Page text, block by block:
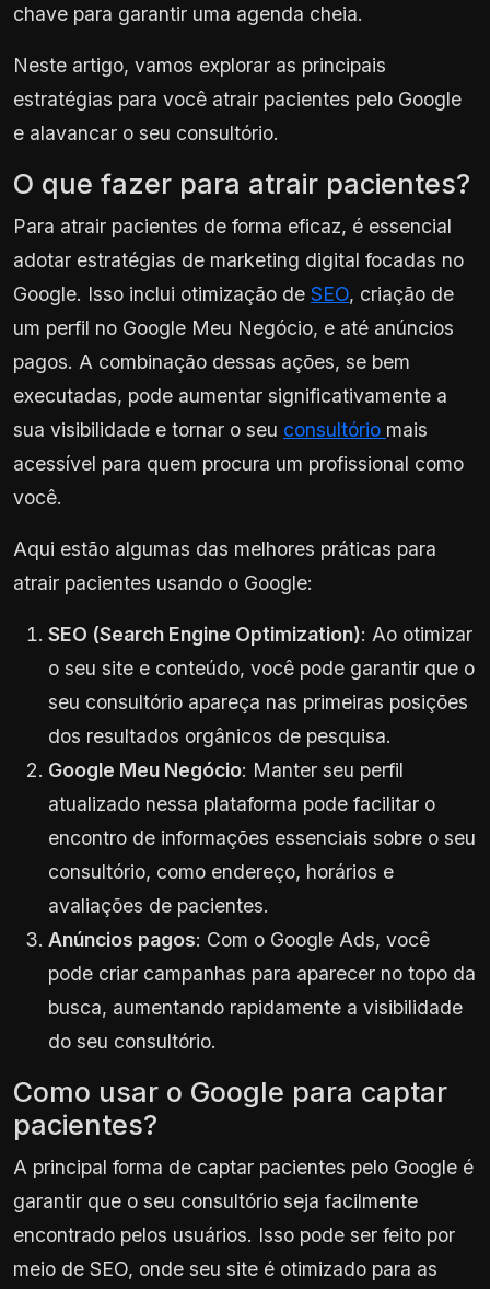
chave para garantir uma agenda cheia.
Neste artigo, vamos explorar as principais
estratégias para você atrair pacientes pelo Google
e alavancar o seu consultório.
O que fazer para atrair pacientes?
Para atrair pacientes de forma eficaz, é essencial
adotar estratégias de marketing digital focadas no
Google. Isso inclui otimização de SEO, criação de
um perfil no Google Meu Negócio, e até anúncios
pagos. A combinação dessas ações, se bem
executadas, pode aumentar significativamente a
sua visibilidade e tornar o seu consultório mais
acessível para quem procura um profissional como
você.
Aqui estão algumas das melhores práticas para
atrair pacientes usando o Google:
SEO (Search Engine Optimization): Ao otimizar
o seu site e conteúdo, você pode garantir que o
seu consultório apareça nas primeiras posições
dos resultados orgânicos de pesquisa.
Google Meu Negócio: Manter seu perfil
atualizado nessa plataforma pode facilitar o
encontro de informações essenciais sobre o seu
consultório, como endereço, horários e
avaliações de pacientes.
Anúncios pagos: Com o Google Ads, você
pode criar campanhas para aparecer no topo da
busca, aumentando rapidamente a visibilidade
do seu consultório.
Como usar o Google para captar
pacientes?
A principal forma de captar pacientes pelo Google é
garantir que o seu consultório seja facilmente
encontrado pelos usuários. Isso pode ser feito por
meio de SEO, onde seu site é otimizado para as